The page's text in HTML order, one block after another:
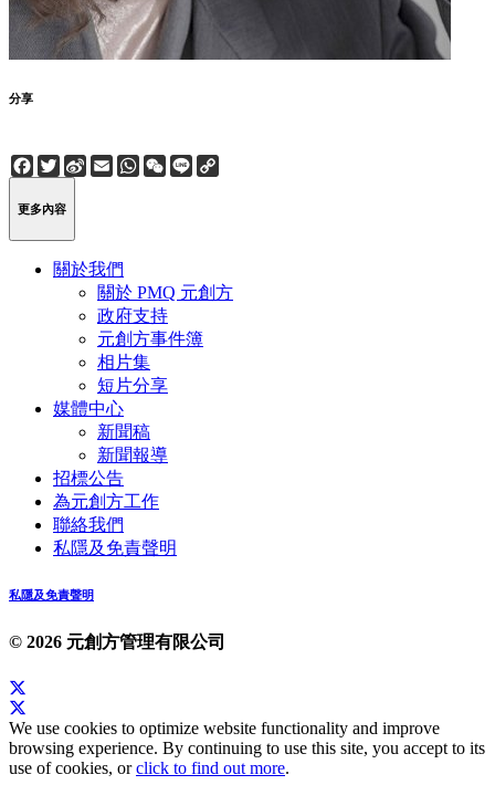
分享
Facebook
Twitter
Sina
Weibo
EmailWhatsApp
WeChat
Line
更多內容
關於我們
關於 PMQ 元創方
政府支持
元創方事件簿
相片集
短片分享
媒體中心
新聞稿
新聞報導
招標公告
為元創方工作
聯絡我們
私隱及免責聲明
私隱及免責聲明
© 2026 元創方管理有限公司
We use cookies to optimize website functionality and improve
browsing experience. By continuing to use this site, you accept to its
use of cookies, orclick to find out more.